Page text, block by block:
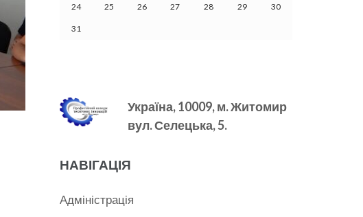
24 25 26 27 28 29 30
31
Україна, 10009, м.Житомир
вул. Селецька, 5.
НАВІГАЦІЯ
Адміністрація